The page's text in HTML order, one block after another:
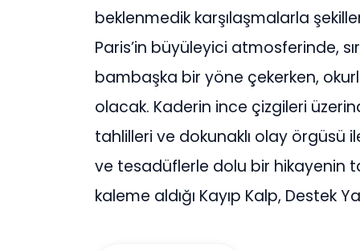
beklenmedik karşılaşmalarla
Paris’in büyüleyici atmosferinde,
bambaşka bir yöne çekerken,
olacak. Kaderin ince çizgileri
tahlilleri ve dokunaklı olay örgüsü
ve tesadüflerle dolu bir hikayenin
kaleme aldığı Kayıp Kalp, Destek